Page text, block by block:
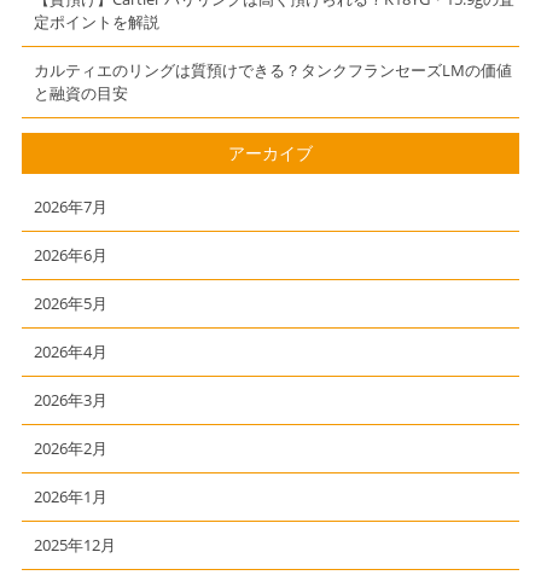
定ポイントを解説
カルティエのリングは質預けできる？タンクフランセーズLMの価値
と融資の目安
アーカイブ
2026年7月
2026年6月
2026年5月
2026年4月
2026年3月
2026年2月
2026年1月
2025年12月